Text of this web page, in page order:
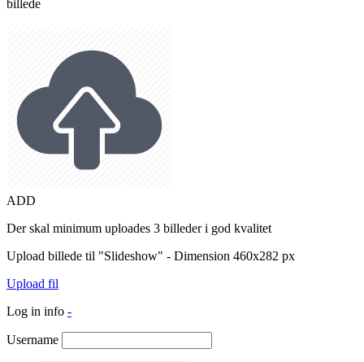
billede
ADD
Der skal minimum uploades 3 billeder i god kvalitet
Upload billede til "Slideshow" - Dimension 460x282 px
Upload fil
Log in info -
Username